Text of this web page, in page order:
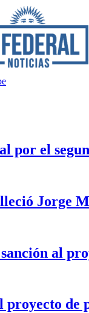
por el
Jorge
al
proyecto de